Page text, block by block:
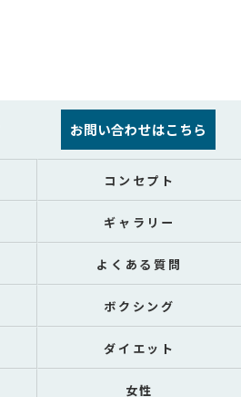
お問い合わせはこちら
コンセプト
ギャラリー
よくある質問
ボクシング
ダイエット
女性